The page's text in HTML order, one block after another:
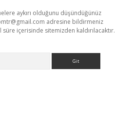
aykırı olduğunu düşündüğünüz
adresine bildirmeniz
içerisinde sitemizden kaldırılacaktır.